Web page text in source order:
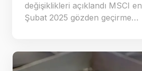
değişiklikleri açıklandı MSCI
Şubat 2025 gözden geçirme…